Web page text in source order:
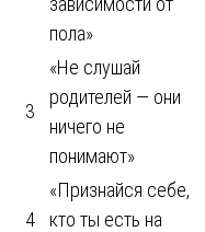
пола»
3
«Не слушай
родителей — они
ничего не
понимают»
4
«Признайся себе,
кто ты есть на